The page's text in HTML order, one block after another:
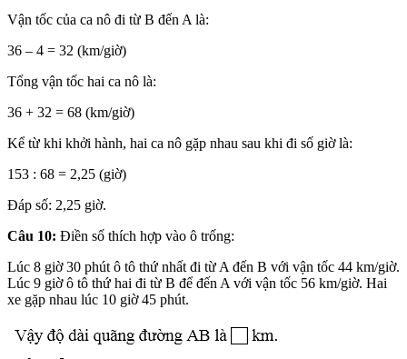
Vận tốc của ca nô đi từ B đến A là:
36 – 4 = 32 (km/giờ)
Tổng vận tốc hai ca nô là:
36 + 32 = 68 (km/giờ)
Kể từ khi khởi hành, hai ca nô gặp nhau sau khi đi số giờ là:
153 : 68 = 2,25 (giờ)
Đáp số: 2,25 giờ.
Câu 10: Điền số thích hợp vào ô trống:
Lúc 8 giờ 30 phút ô tô thứ nhất đi từ A đến B với vận tốc 44 km/giờ.
Lúc 9 giờ ô tô thứ hai đi từ B để đến A với vận tốc 56 km/giờ. Hai
xe gặp nhau lúc 10 giờ 45 phút.